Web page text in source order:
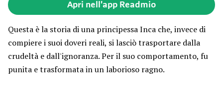
Apri nell'app Readmio
Questa è la storia di una principessa Inca che, invece di
compiere i suoi doveri reali, si lasciò trasportare dalla
crudeltà e dall'ignoranza. Per il suo comportamento, fu
punita e trasformata in un laborioso ragno.